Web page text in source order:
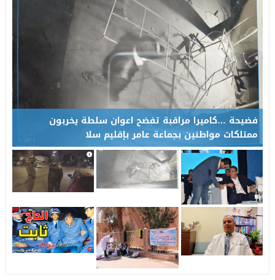
11:04 منتجع أسفالو بتاونات.. وجهة طبيعية تستقطب الزوار وتنتظر
فضيحة …كاميرا مراقبة تفضح اعوان سلطة يخربون
ممتلكات مواطنين بجماعة عامر بإقليم سلا